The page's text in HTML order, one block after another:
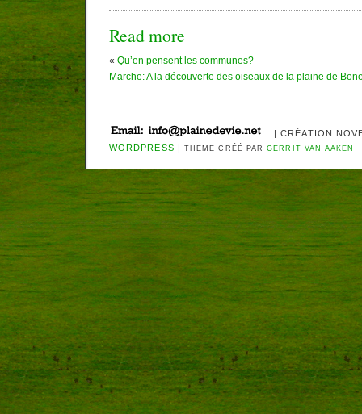
Read more
« Qu’en pensent les communes?
Marche: A la découverte des oiseaux de la plaine de
| CRÉATION
WORDPRESS | THEME CRÉÉ PARGERRIT VAN AAKEN